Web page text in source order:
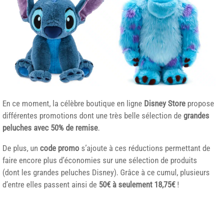
En ce moment, la célèbre boutique en ligne DisneyStore propose
différentes promotions dont une très belle sélection de grandes
peluches avec 50% de remise.
De plus, un code promo s’ajoute à ces réductions permettant de
faire encore plus d’économies sur une sélection de produits
(dont les grandes peluches Disney). Grâce à ce cumul, plusieurs
d’entre elles passent ainsi de 50€ à seulement 18,75€ !